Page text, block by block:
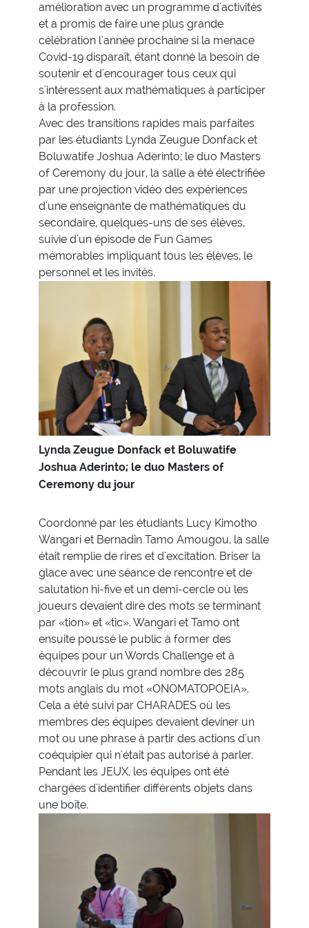
amélioration avec un programme d'activités
et a promis de faire une plus grande
célébration l'année prochaine si la menace
Covid-19 disparaît, étant donné la besoin de
soutenir et d'encourager tous ceux qui
s'intéressent aux mathématiques à participer
à la profession.
Avec des transitions rapides mais parfaites
par les étudiants Lynda Zeugue Donfack et
Boluwatife Joshua Aderinto; le duo Masters
of Ceremony du jour, la salle a été électrifiée
par une projection vidéo des expériences
d'une enseignante de mathématiques du
secondaire, quelques-uns de ses élèves,
suivie d'un épisode de Fun Games
mémorables impliquant tous les élèves, le
personnel et les invités.
Lynda Zeugue Donfack et Boluwatife
Joshua Aderinto; le duo Masters of
Ceremony du jour
Coordonné par les étudiants Lucy Kimotho
Wangari et Bernadin Tamo Amougou, la salle
était remplie de rires et d'excitation. Briser la
glace avec une séance de rencontre et de
salutation hi-five et un demi-cercle où les
joueurs devaient dire des mots se terminant
par «tion» et «tic». Wangari et Tamo ont
ensuite poussé le public à former des
équipes pour un Words Challenge et à
découvrir le plus grand nombre des 285
mots anglais du mot «ONOMATOPOEIA».
Cela a été suivi par CHARADES où les
membres des équipes devaient deviner un
mot ou une phrase à partir des actions d'un
coéquipier qui n'était pas autorisé à parler.
Pendant les JEUX, les équipes ont été
chargées d'identifier différents objets dans
une boîte.